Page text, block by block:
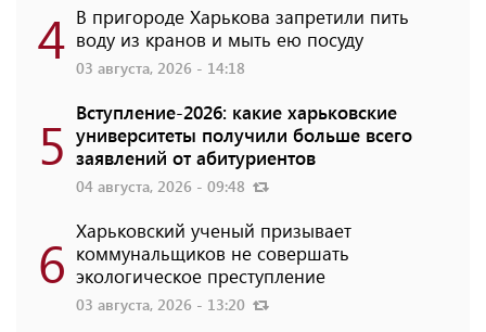
4 В пригороде Харькова запретили пить
воду из кранов и мыть ею посуду
03 августа, 2026 - 14:18
5 Вступление-2026: какие харьковские
университеты получили больше всего
заявлений от абитуриентов
04 августа, 2026 - 09:48
6 Харьковский ученый призывает
коммунальщиков не совершать
экологическое преступление
03 августа, 2026 - 13:20